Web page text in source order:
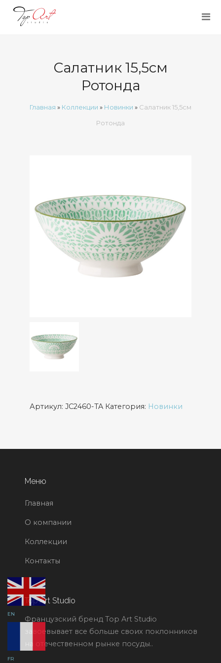
Салатник 15,5см
Ротонда
Главная » Коллекции » Новинки » Салатник 15,5см
Ротонда
Артикул: JC2460-TA Категория: Новинки
Меню
Главная
О компании
Коллекции
Контакты
Top Art Studio
Французский бренд Top Art Studio
завоевывает все больше своих поклонников
на отечественном рынке посуды..
EN
FR